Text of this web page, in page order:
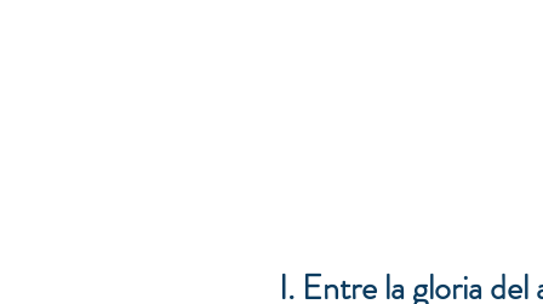
I. Entre la gloria